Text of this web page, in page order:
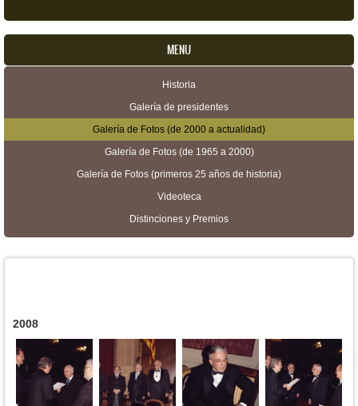
MENU
Historia
Galería de presidentes
Galería de Fotos (de 2000 a actualidad)
Galería de Fotos (de 1965 a 2000)
Galería de Fotos (primeros 25 años de historia)
Videoteca
Distinciones y Premios
2008